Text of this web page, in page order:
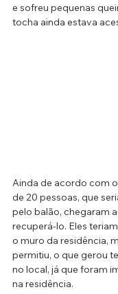
e sofreu pequenas
tocha ainda estava
Ainda de acordo com
de 20 pessoas, que
pelo balão, chegaram
recuperá-lo. Eles
o muro da residência,
permitiu, o que gerou
no local, já que foram
na residência.